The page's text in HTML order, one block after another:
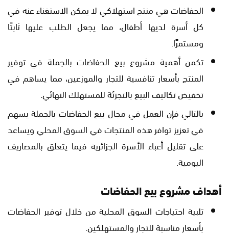
الحفاضات هي منتج استهلاكي لا يمكن الاستغناء عنه في
كل أسرة لديها أطفال، مما يجعل الطلب عليها ثابتًا
ومستمرًا.
تكمن أهمية مشروع بيع الحفاضات بالجملة في توفير
المنتج بأسعار تنافسية للتجار والموزعين، مما يساهم في
تخفيض تكاليف البيع بالتجزئة للمستهلك النهائي.
بالتالي فإن العمل في مجال بيع الحفاضات بالجملة يسهم
في تعزيز توافر هذه المنتجات في السوق المحلي ويساعد
على تقليل أعباء الأسرة الجزائرية فيما يتعلق بالمصاريف
اليومية.
أهداف مشروع بيع الحفاضات
تلبية احتياجات السوق المحلية من خلال توفير الحفاضات
بأسعار مناسبة للتجار والمستهلكين.